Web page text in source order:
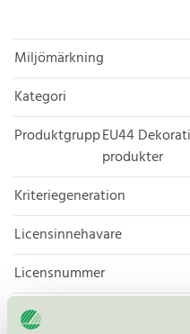
Miljömärkning
Kategori
ProduktgruppEU44
produkter
Kriteriegeneration
Licensinnehavare
Licensnummer
Varumärke